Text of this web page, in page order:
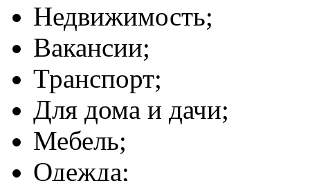
Недвижимость;
Вакансии;
Транспорт;
Для дома и дачи;
Мебель;
Одежда;